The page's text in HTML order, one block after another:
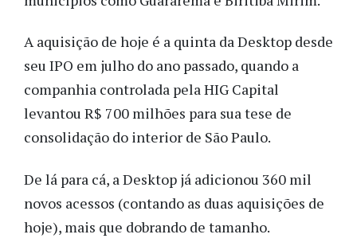
A aquisição de hoje é a quinta da Desktop desde
seu IPO em julho do ano passado, quando a
companhia controlada pela HIG Capital
levantou R$ 700 milhões para sua tese de
consolidação do interior de São Paulo.
De lá para cá, a Desktop já adicionou 360 mil
novos acessos (contando as duas aquisições de
hoje), mais que dobrando de tamanho.